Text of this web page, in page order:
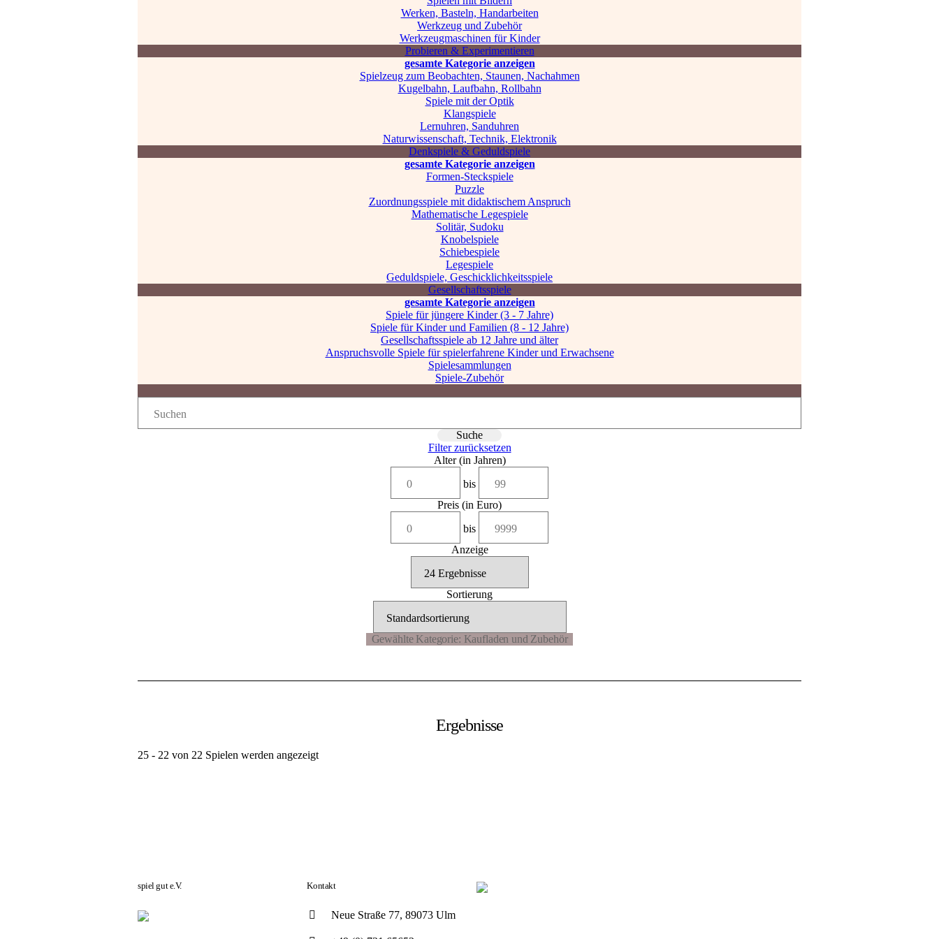
Werken, Basteln, Handarbeiten
Werkzeug und Zubehör
Werkzeugmaschinen für Kinder
Probieren & Experimentieren
gesamte Kategorie anzeigen
Spielzeug zum Beobachten, Staunen, Nachahmen
Kugelbahn, Laufbahn, Rollbahn
Spiele mit der Optik
Klangspiele
Lernuhren, Sanduhren
Naturwissenschaft, Technik, Elektronik
Denkspiele & Geduldspiele
gesamte Kategorie anzeigen
Formen-Steckspiele
Puzzle
Zuordnungsspiele mit didaktischem Anspruch
Mathematische Legespiele
Solitär, Sudoku
Knobelspiele
Schiebespiele
Legespiele
Geduldspiele, Geschicklichkeitsspiele
Gesellschaftsspiele
gesamte Kategorie anzeigen
Spiele für jüngere Kinder (3 - 7 Jahre)
Spiele für Kinder und Familien (8 - 12 Jahre)
Gesellschaftsspiele ab 12 Jahre und älter
Anspruchsvolle Spiele für spielerfahrene Kinder und Erwachsene
Spielesammlungen
Spiele-Zubehör
Filter zurücksetzen
Alter (in Jahren)
bis
Preis (in Euro)
bis
Anzeige
Sortierung
Ergebnisse
25 - 22 von 22 Spielen werden angezeigt
spiel gut e.V. Kontakt
Neue Straße 77, 89073 Ulm